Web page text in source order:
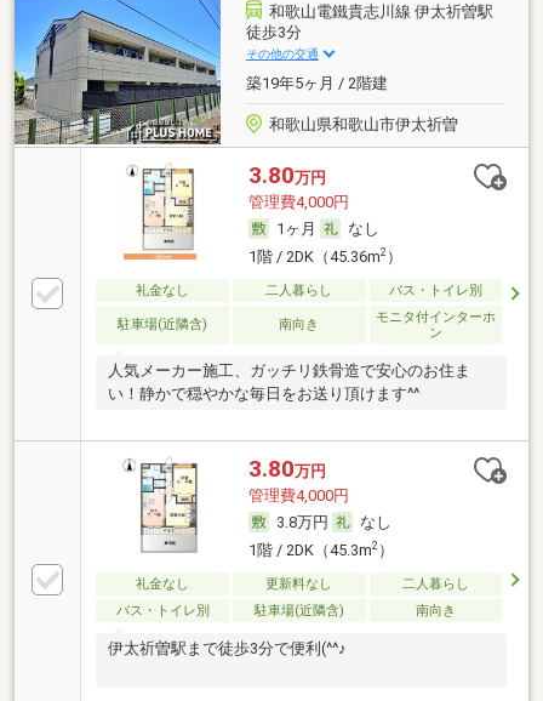
和歌山電鐵貴志川線 伊太祈曽駅
徒歩3分
その他の交通
築19年5ヶ月 / 2階建
和歌山県和歌山市伊太祈曽
3.80万円
管理費4,000円
1ヶ月
なし
1階 / 2DK（45.36m2）
礼金なし 二人暮らし バス・トイレ別
駐車場(近隣含) 南向き
モニタ付インターホ
ン
人気メーカー施工、ガッチリ鉄骨造で安心のお住ま
い！静かで穏やかな毎日をお送り頂けます^^
3.80万円
管理費4,000円
3.8万円
なし
1階 / 2DK（45.3m2）
礼金なし 更新料なし
二人暮らし
バス・トイレ別
駐車場(近隣含) 南向き
伊太祈曽駅まで徒歩3分で便利(^^♪